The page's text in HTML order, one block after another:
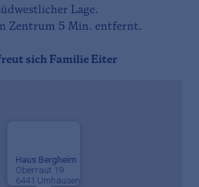
Lage.
Zentrum 5 Min. entfernt.
sich Familie Eiter
Haus Bergheim
Oberraut 19
6441 Umhausen